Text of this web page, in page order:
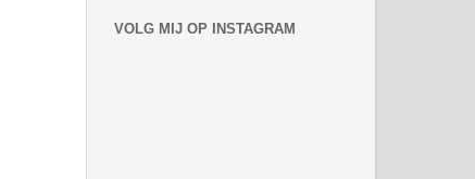
VOLG MIJ OP INSTAGRAM